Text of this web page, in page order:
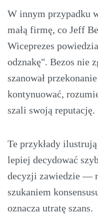
W innym przypadku
małą firmę, co Jeff
Wiceprezes
odznakę". Bezos nie
szanował
kontynuować,
szali swoją reputację.
Te przykłady
lepiej decydować
decyzji zawiedzie —
szukaniem
oznacza utratę szans.